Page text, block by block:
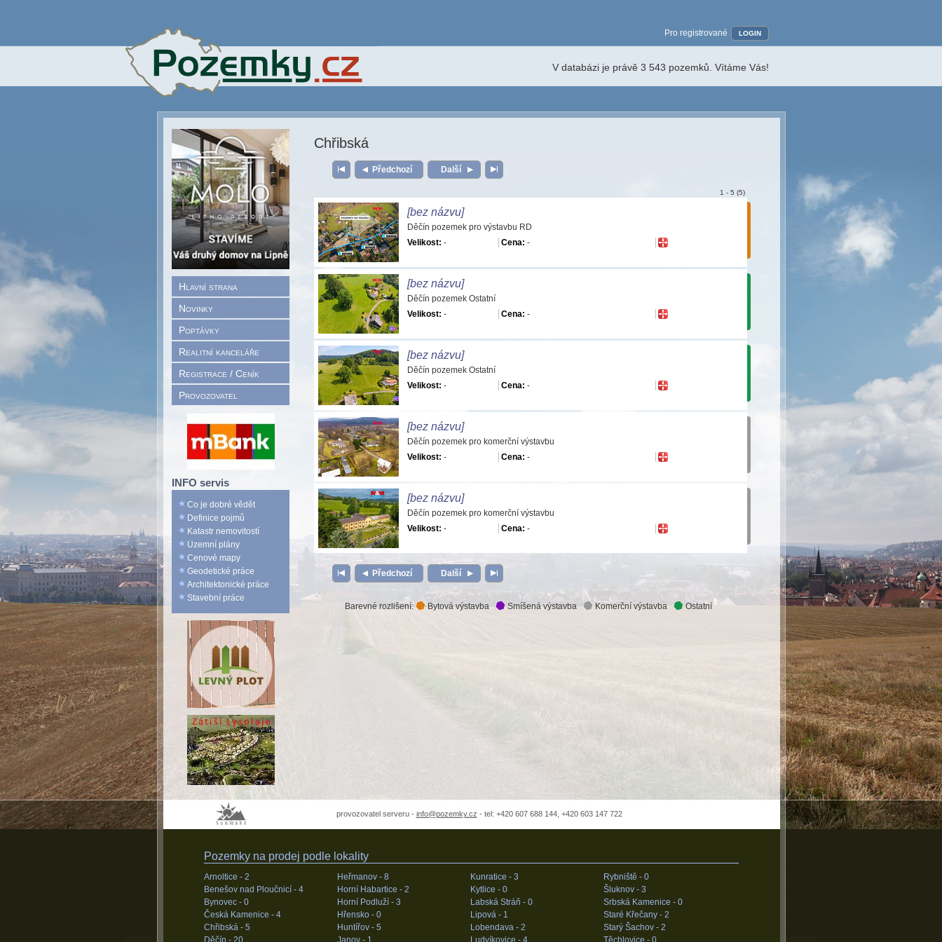
Hlavní strana
Novinky
Poptávky
Realitní kanceláře
Registrace / Ceník
Provozovatel
INFO servis
Co je dobré vědět
Definice pojmů
Katastr nemovitostí
Územní plány
Cenové mapy
Geodetické práce
Architektonické práce
Stavební práce
Pro registrované LOGIN
V databázi je právě 3 543 pozemků. Vítáme Vás!
Chřibská
Předchozí Další
1 - 5 (5)
[bez názvu]
Děčín pozemek pro výstavbu RD
Velikost: - Cena: -
[bez názvu]
Děčín pozemek Ostatní
Velikost: - Cena: -
[bez názvu]
Děčín pozemek Ostatní
Velikost: - Cena: -
[bez názvu]
Děčín pozemek pro komerční výstavbu
Velikost: - Cena: -
[bez názvu]
Děčín pozemek pro komerční výstavbu
Velikost: - Cena: -
Předchozí Další
Barevné rozlišení: Bytová výstavba Smíšená výstavba Komerční výstavba Ostatní
provozovatel serveru - info@pozemky.cz - tel: +420 607 688 144, +420 603 147 722
Pozemky na prodej podle lokality
Arnoltice - 2
Benešov nad Ploučnicí - 4
Bynovec - 0
Česká Kamenice - 4
Chřibská - 5
Děčín - 20
Heřmanov - 8
Horní Habartice - 2
Horní Podluží - 3
Hřensko - 0
Huntířov - 5
Janov - 1
Kunratice - 3
Kytlice - 0
Labská Stráň - 0
Lipová - 1
Lobendava - 2
Ludvíkovice - 4
Rybniště - 0
Šluknov - 3
Srbská Kamenice - 0
Staré Křečany - 2
Starý Šachov - 2
Těchlovice - 0